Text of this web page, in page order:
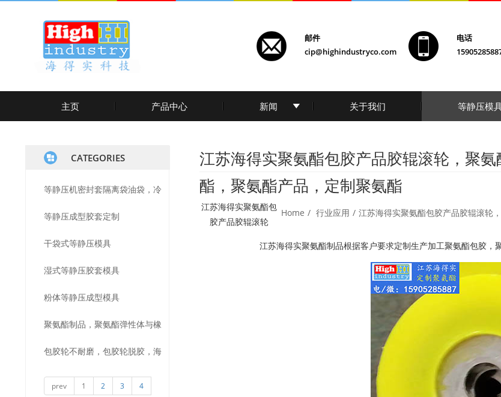
邮件
cip@highindustryco.com
电话
主页 产品中心 新闻 关于我们 等静压模
CATEGORIES
等静压机密封套隔离袋油袋，冷
等静压设备密封垫隔离套的定制
生产，聚氨酯弹性体水袋耐油耐
水，厂家定制生产
等静压成型胶套定制
干袋式等静压模具
湿式等静压胶套模具
粉体等静压成型模具
聚氨酯制品，聚氨酯弹性体与橡
胶和其他材料的对比，聚氨酯制
品, 聚氨酯弹性体, 橡胶, 定制聚氨
包胶轮不耐磨，包胶轮脱胶，海
得实聚氨酯包胶轮解决以上问
prev 1 2 3 4
江苏海得实聚氨酯包胶产品胶辊滚轮，聚
酯，聚氨酯产品，定制聚氨酯
Home / 行业应用 / 江苏海得实聚氨酯包胶产品胶辊滚轮
江苏海得实聚氨酯包
胶产品胶辊滚轮
江苏海得实聚氨酯制品根据客户要求定制生产加工聚氨酯包胶